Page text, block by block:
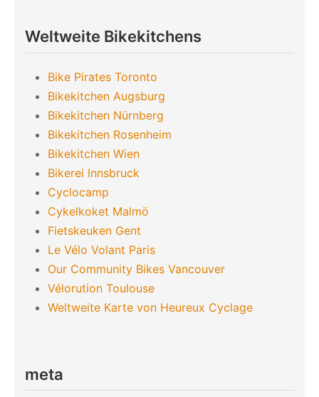
Weltweite Bikekitchens
Bike Pirates Toronto
Bikekitchen Augsburg
Bikekitchen Nürnberg
Bikekitchen Rosenheim
Bikekitchen Wien
Bikerei Innsbruck
Cyclocamp
Cykelkoket Malmö
Fietskeuken Gent
Le Vélo Volant Paris
Our Community Bikes Vancouver
Vélorution Toulouse
Weltweite Karte von Heureux Cyclage
meta